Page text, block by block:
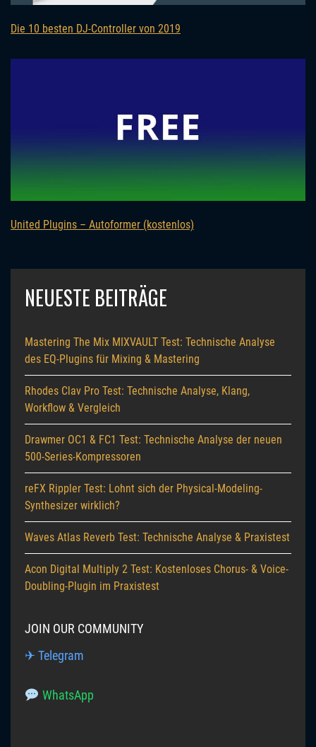
Die 10 besten DJ-Controller von 2019
United Plugins – Autoformer (kostenlos)
NEUESTE BEITRÄGE
Mastering The Mix MIXVAULT Test: Technische Analyse
des EQ-Plugins für Mixing & Mastering
Rhodes Clav Pro Test: Technische Analyse, Klang,
Workflow & Vergleich
Drawmer OC1 & FC1 Test: Technische Analyse der neuen
500-Series-Kompressoren
reFX Rippler Test: Lohnt sich der Physical-Modeling-
Synthesizer wirklich?
Waves Atlas Reverb Test: Technische Analyse & Praxistest
Acon Digital Multiply 2 Test: Kostenloses Chorus- & Voice-
Doubling-Plugin im Praxistest
JOIN OUR COMMUNITY
✈ Telegram
WhatsApp